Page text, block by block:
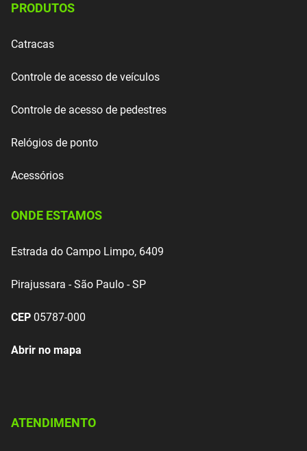
PRODUTOS
Catracas
Controle de acesso de veículos
Controle de acesso de pedestres
Relógios de ponto
Acessórios
ONDE ESTAMOS
Estrada do Campo Limpo, 6409
Pirajussara - São Paulo - SP
CEP 05787-000
Abrir no mapa
ATENDIMENTO